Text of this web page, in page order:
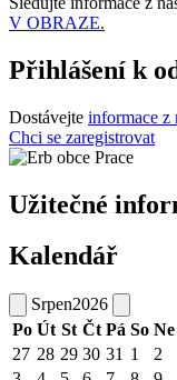
V OBRAZE.
Přihlášení k
Dostávejte informace z
Chci se zaregistrovat
Užitečné
Kalendář
Srpen2026
Po Út St Čt Pá So Ne
27 28 29 30 31 1
2